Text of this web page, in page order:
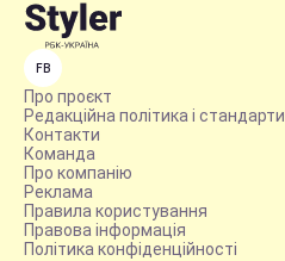
FB
Про проєкт
Редакційна політика і стандарти
Контакти
Команда
Про компанію
Реклама
Правила користування
Правова інформація
Політика конфіденційності